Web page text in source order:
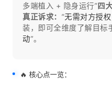
多端植入 + 隐身运行”四
真正诉求： “无需对方授权
装，即可全维度了解目标
动”。
🔥 核心点一览：